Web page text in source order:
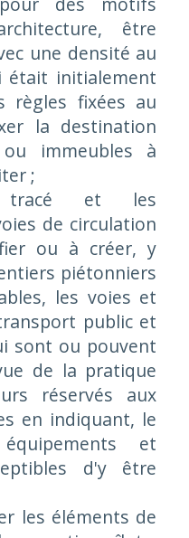
être
une densité au
était initialement
règles fixées au
la destination
immeubles à
;
tracé et les
de circulation
ou à créer, y
piétonniers
les voies et
public et
sont ou pouvent
de la pratique
réservés aux
en indiquant, le
et
d'y être
les éléments de